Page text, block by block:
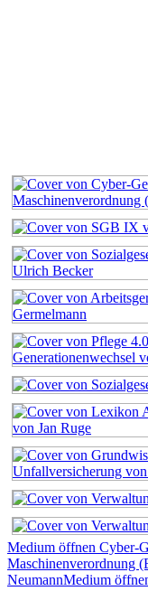
Medium öffnen Cyber-
Maschinenverordnung
NeumannMedium